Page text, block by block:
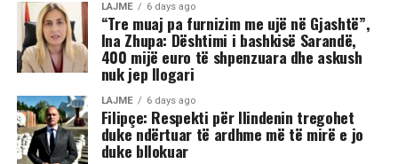
LAJME 6 days ago
“Tre muaj pa furnizim me ujë në Gjashtë”,
Ina Zhupa: Dështimi i bashkisë Sarandë,
400 mijë euro të shpenzuara dhe askush
nuk jep llogari
LAJME 6 days ago
Filipçe: Respekti për Ilindenin tregohet
duke ndërtuar të ardhme më të mirë e jo
duke bllokuar